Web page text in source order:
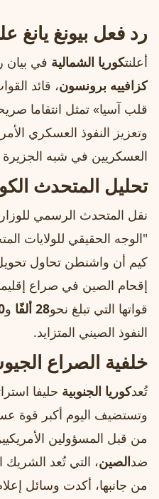
رد فعل بيونغ
أعلنتكوريا الشمالية في بيان
كزافييه برونسون، قائد
قلب آسيا» تمثل انتقاما
وتعزيز النفوذ العسكري
العسكريين في شبه الجزيرة
تحليل المتحدث
نقل المتحدث الرسمي
"الوجه الحقيقي للولايات
كيم أن واشنطن تحاول
إقحام الصين في صراع
قواتها التي تبلغ نحو28 ألفًا و
النفوذ الصيني المتزايد.
خلفية الصراع
تُعدكوريا الجنوبية
وتستضيف اليوم أكبر قوة
من قبل المسؤولين
ضدالصين، التي تُعد الشريك
من جانبها، أكدت وسائل